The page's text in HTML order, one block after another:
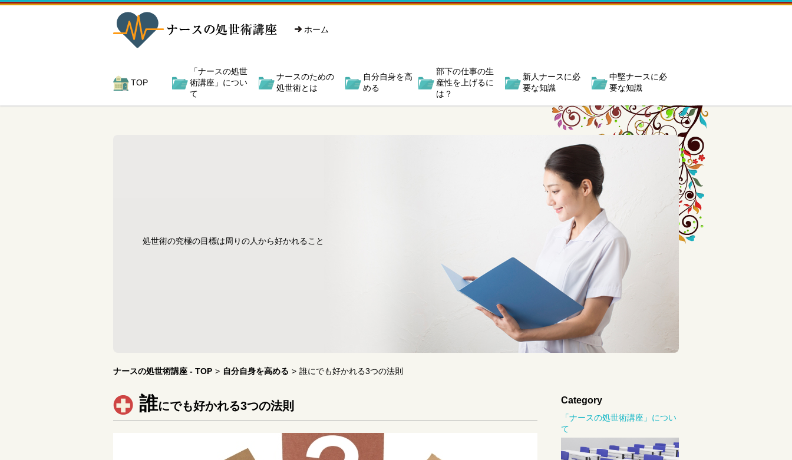
ホーム
TOP
「ナースの処世
術講座」につい
て
ナースのための
処世術とは
自分自身を高
める
部下の仕事の生
産性を上げるに
は？
新人ナースに必
要な知識
中堅ナースに必
要な知識
処世術の究極の目標は周りの人から好かれること
ナースの処世術講座 - TOP > 自分自身を高める > 誰にでも好かれる3つの法則
誰にでも好かれる3つの法則 Category
「ナースの処世術講座」につい
て